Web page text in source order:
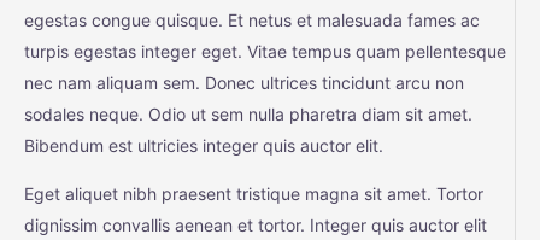
egestas congue quisque. Et netus et malesuada fames ac
turpis egestas integer eget. Vitae tempus quam pellentesque
nec nam aliquam sem. Donec ultrices tincidunt arcu non
sodales neque. Odio ut sem nulla pharetra diam sit amet.
Bibendum est ultricies integer quis auctor elit.
Eget aliquet nibh praesent tristique magna sit amet. Tortor
dignissim convallis aenean et tortor. Integer quis auctor elit